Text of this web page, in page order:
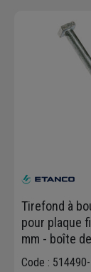
Tirefond à
pour plaque
mm - boîte
Code : 514490-